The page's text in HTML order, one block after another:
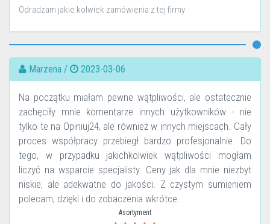
Odradzam jakie kolwiek zamówienia z tej firmy
Marzena / 2023-03-06
Na początku miałam pewne wątpliwości, ale ostatecznie
zachęciły mnie komentarze innych użytkowników - nie
tylko te na Opiniuj24, ale również w innych miejscach. Cały
proces współpracy przebiegł bardzo profesjonalnie. Do
tego, w przypadku jakichkolwiek wątpliwości mogłam
liczyć na wsparcie specjalisty. Ceny jak dla mnie niezbyt
niskie, ale adekwatne do jakości. Z czystym sumieniem
polecam, dzięki i do zobaczenia wkrótce.
Asortyment